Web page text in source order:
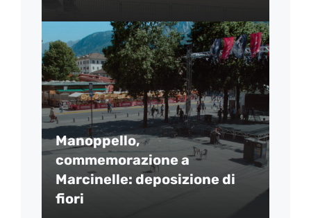
Manoppello,
commemorazione a
Marcinelle: deposizione di
fiori